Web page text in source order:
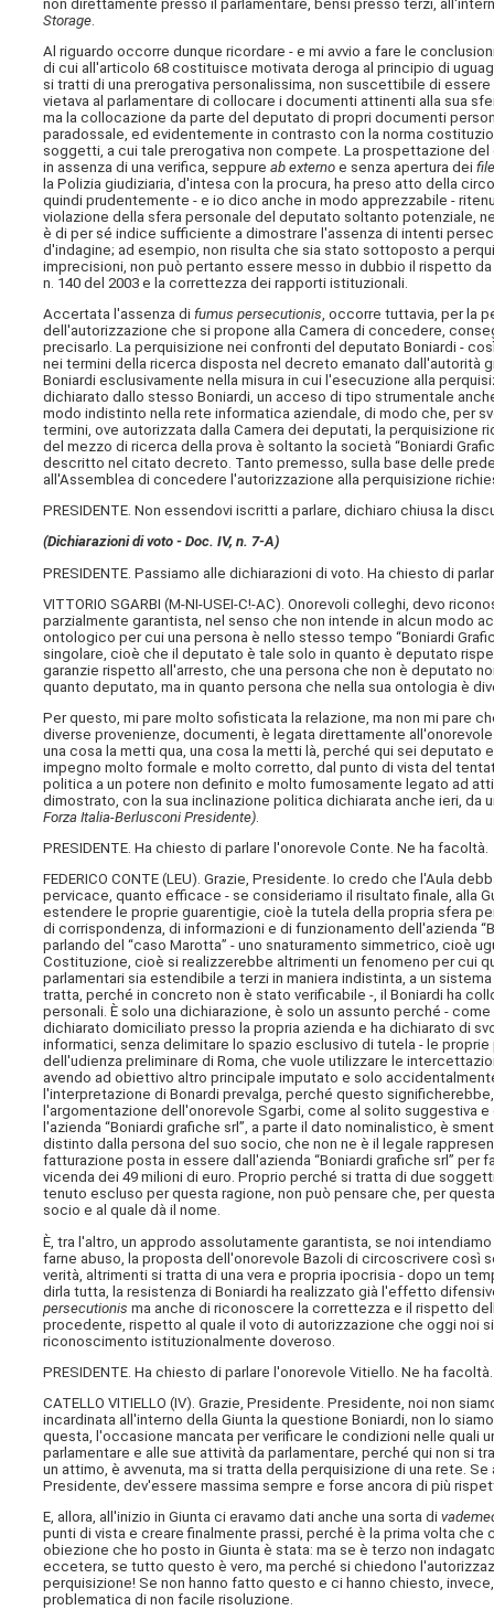
non direttamente presso il parlamentare, bensì presso terzi,
Storage
Al riguardo occorre dunque ricordare - e mi avvio a fare le
di cui all'articolo 68 costituisce motivata deroga al principio di
si tratti di una prerogativa personalissima, non suscettibile di
vietava al parlamentare di collocare i documenti attinenti alla sua
ma la collocazione da parte del deputato di propri documenti
paradossale, ed evidentemente in contrasto con la norma
soggetti, a cui tale prerogativa non compete. La prospettazione
in assenza di una verifica, seppureab externo e senza apertura dei
la Polizia giudiziaria, d'intesa con la procura, ha preso atto della
quindi prudentemente - e io dico anche in modo apprezzabile -
violazione della sfera personale del deputato soltanto potenziale,
è di per sé indice sufficiente a dimostrare l'assenza di intenti
d'indagine; ad esempio, non risulta che sia stato sottoposto a
imprecisioni, non può pertanto essere messo in dubbio il rispetto
n. 140 del 2003 e la correttezza dei rapporti istituzionali.
Accertata l'assenza difumus persecutionis, occorre tuttavia, per la
dell'autorizzazione che si propone alla Camera di concedere,
precisarlo. La perquisizione nei confronti del deputato Boniardi -
nei termini della ricerca disposta nel decreto emanato dall'autorità
Boniardi esclusivamente nella misura in cui l'esecuzione alla
dichiarato dallo stesso Boniardi, un acceso di tipo strumentale
modo indistinto nella rete informatica aziendale, di modo che, per
termini, ove autorizzata dalla Camera dei deputati, la
del mezzo di ricerca della prova è soltanto la società “Boniardi
descritto nel citato decreto. Tanto premesso, sulla base delle
all'Assemblea di concedere l'autorizzazione alla perquisizione
PRESIDENTE. Non essendovi iscritti a parlare, dichiaro chiusa la
(Dichiarazioni di voto -Doc. IV, n. 7-A)
PRESIDENTE. Passiamo alle dichiarazioni di voto. Ha chiesto di
VITTORIO SGARBI (M-NI-USEI-C!-AC). Onorevoli colleghi, devo
parzialmente garantista, nel senso che non intende in alcun modo
ontologico per cui una persona è nello stesso tempo “Boniardi
singolare, cioè che il deputato è tale solo in quanto è deputato
garanzie rispetto all'arresto, che una persona che non è deputato
quanto deputato, ma in quanto persona che nella sua ontologia è
Per questo, mi pare molto sofisticata la relazione, ma non mi pare
diverse provenienze, documenti, è legata direttamente
una cosa la metti qua, una cosa la metti là, perché qui sei deputato
impegno molto formale e molto corretto, dal punto di vista del
politica a un potere non definito e molto fumosamente legato ad
dimostrato, con la sua inclinazione politica dichiarata anche ieri, da
Forza Italia-Berlusconi Presidente).
PRESIDENTE. Ha chiesto di parlare l'onorevole Conte. Ne ha facoltà.
FEDERICO CONTE (LEU). Grazie, Presidente. Io credo che l'Aula
pervicace, quanto efficace - se consideriamo il risultato finale, alla
estendere le proprie guarentigie, cioè la tutela della propria sfera
di corrispondenza, di informazioni e di funzionamento dell'azienda
parlando del “caso Marotta” - uno snaturamento simmetrico, cioè
Costituzione, cioè si realizzerebbe altrimenti un fenomeno per cui
parlamentari sia estendibile a terzi in maniera indistinta, a un
tratta, perché in concreto non è stato verificabile -, il Boniardi ha
personali. È solo una dichiarazione, è solo un assunto perché -
dichiarato domiciliato presso la propria azienda e ha dichiarato di
informatici, senza delimitare lo spazio esclusivo di tutela - le
dell'udienza preliminare di Roma, che vuole utilizzare le
avendo ad obiettivo altro principale imputato e solo
l'interpretazione di Bonardi prevalga, perché questo
l'argomentazione dell'onorevole Sgarbi, come al solito suggestiva
l'azienda “Boniardi grafiche srl”, a parte il dato nominalistico, è
distinto dalla persona del suo socio, che non ne è il legale
fatturazione posta in essere dall'azienda “Boniardi grafiche srl”
vicenda dei 49 milioni di euro. Proprio perché si tratta di due
tenuto escluso per questa ragione, non può pensare che, per
socio e al quale dà il nome.
È, tra l'altro, un approdo assolutamente garantista, se noi
farne abuso, la proposta dell'onorevole Bazoli di circoscrivere così
verità, altrimenti si tratta di una vera e propria ipocrisia - dopo un
dirla tutta, la resistenza di Boniardi ha realizzato già l'effetto
persecutionis ma anche di riconoscere la correttezza e il rispetto
procedente, rispetto al quale il voto di autorizzazione che oggi noi
riconoscimento istituzionalmente doveroso.
PRESIDENTE. Ha chiesto di parlare l'onorevole Vitiello. Ne ha facoltà.
CATELLO VITIELLO (IV). Grazie, Presidente. Presidente, noi non
incardinata all'interno della Giunta la questione Boniardi, non lo
questa, l'occasione mancata per verificare le condizioni nelle quali
parlamentare e alle sue attività da parlamentare, perché qui non si
un attimo, è avvenuta, ma si tratta della perquisizione di una rete.
Presidente, dev'essere massima sempre e forse ancora di più
E, allora, all'inizio in Giunta ci eravamo dati anche una sorta di
punti di vista e creare finalmente prassi, perché è la prima volta
obiezione che ho posto in Giunta è stata: ma se è terzo non
eccetera, se tutto questo è vero, ma perché si chiedono
perquisizione! Se non hanno fatto questo e ci hanno chiesto,
problematica di non facile risoluzione.